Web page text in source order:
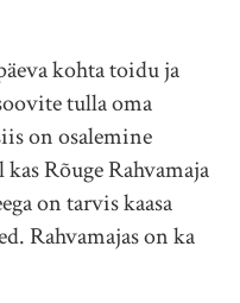
kohta toidu ja
tulla oma
on osalemine
Rõuge Rahvamaja
on tarvis kaasa
Rahvamajas on ka